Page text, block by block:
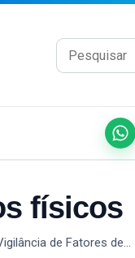
Pesquisar por:
físicos
de Fatores de…